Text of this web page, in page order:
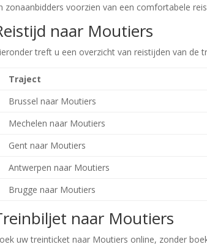
zonaanbidders voorzien van een comfortabele
naar Moutiers
treft u een overzicht van reistijden van de
Traject
Brussel naar Moutiers
Mechelen naar Moutiers
Gent naar Moutiers
Antwerpen naar Moutiers
Brugge naar Moutiers
naar Moutiers
uw treinticket naar Moutiers online, zonder